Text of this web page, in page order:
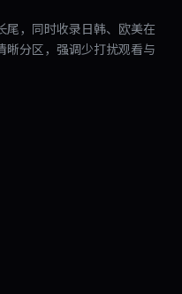
尾，同时收录日韩、欧美在
晰分区，强调少打扰观看与